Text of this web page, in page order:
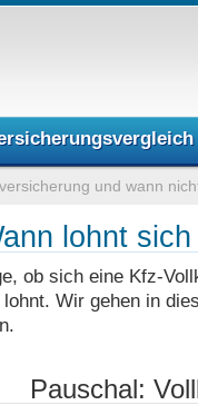
und wann
lohnt
ob sich eine Kfz-
Wir gehen in
Pauschal: